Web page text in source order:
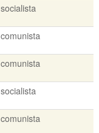
socialista
comunista
comunista
socialista
comunista